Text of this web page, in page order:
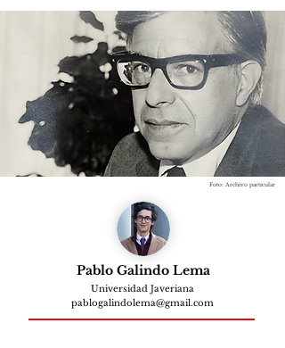
Foto: Archivo particular
Pablo Galindo Lema
Universidad Javeriana
pablogalindolema@gmail.com